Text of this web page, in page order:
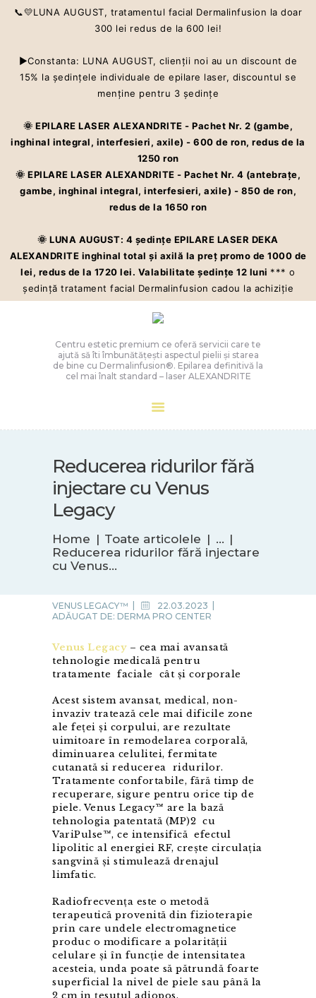
📞💛LUNA AUGUST, tratamentul facial Dermalinfusion la doar
300 lei redus de la 600 lei!
▶Constanta: LUNA AUGUST, clienţii noi au un discount de
15% la şedinţele individuale de epilare laser, discountul se
menţine pentru 3 şedinţe
🌞 EPILARE LASER ALEXANDRITE - Pachet Nr. 2 (gambe,
inghinal integral, interfesieri, axile) - 600 de ron, redus de la
1250 ron
🌞 EPILARE LASER ALEXANDRITE - Pachet Nr. 4 (antebraţe,
gambe, inghinal integral, interfesieri, axile) - 850 de ron,
redus de la 1650 ron
🌞 LUNA AUGUST: 4 şedinţe EPILARE LASER DEKA
ALEXANDRITE inghinal total şi axilă la preţ promo de 1000 de
lei, redus de la 1720 lei. Valabilitate şedinţe 12 luni *** o
şedinţă tratament facial Dermalinfusion cadou la achiziţie
Centru estetic premium ce oferă servicii care te
ajută să îti îmbunătățești aspectul pielii și starea
de bine cu Dermalinfusion®️. Epilarea definitivă la
cel mai înalt standard – laser ALEXANDRITE
Reducerea ridurilor fără
injectare cu Venus
Legacy
Home Toate articolele
...
Reducerea ridurilor fără injectare
cu Venus...
Centru estetic premium ce oferă servicii care te ajută să îti îmbunătățești
aspectul pielii și starea de bine cu Dermalinfusion®️. Epilarea definitivă
la cel mai înalt standard – laser ALEXANDRITE
VENUS LEGACY™
22.03.2023
ADĂUGAT DE: DERMA PRO CENTER
Venus Legacy– cea mai avansată
tehnologie medicală pentru
tratamente faciale cât și corporale
Acest sistem avansat, medical, non-
invaziv tratează cele mai dificile zone
ale feței și corpului, are rezultate
uimitoare în remodelarea corporală,
diminuarea celulitei, fermitate
cutanată si reducerea ridurilor.
Tratamente confortabile, fără timp de
recuperare, sigure pentru orice tip de
piele. Venus Legacy™ are la bază
tehnologia patentată (MP)2 cu
VariPulse™, ce intensifică efectul
lipolitic al energiei RF, crește circulația
sangvină și stimulează drenajul
limfatic.
Radiofrecvența este o metodă
terapeutică provenită din fizioterapie
prin care undele electromagnetice
produc o modificare a polarității
celulare și în funcție de intensitatea
acesteia, unda poate să pătrundă foarte
superficial la nivel de piele sau până la
2 cm in țesutul adiopos.